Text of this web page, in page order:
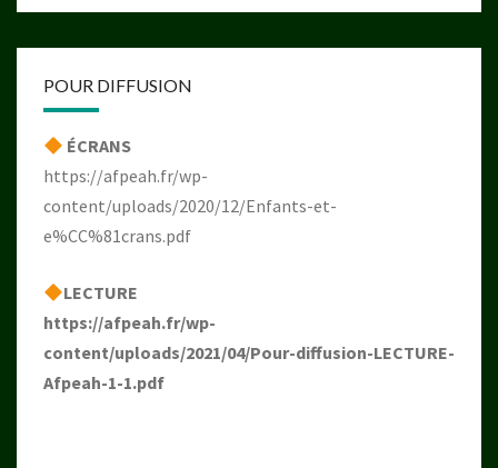
POUR DIFFUSION
ÉCRANS
https://afpeah.fr/wp-
content/uploads/2020/12/Enfants-et-
e%CC%81crans.pdf
LECTURE
https://afpeah.fr/wp-
content/uploads/2021/04/Pour-diffusion-LECTURE-
Afpeah-1-1.pdf